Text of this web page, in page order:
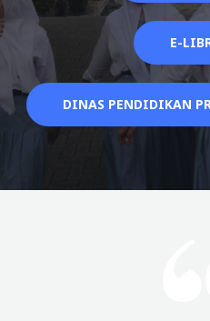
E-
DINAS PENDIDIKAN